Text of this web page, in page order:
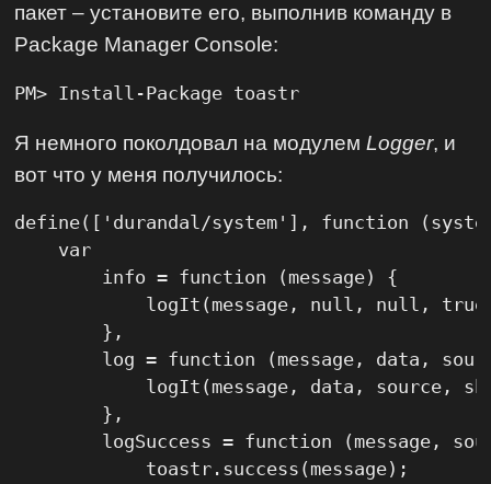
пакет – установите его, выполнив команду в
Package Manager Console:
PM> Install-Package toastr
Я немного поколдовал на модулемLogger, и
вот что у меня получилось:
define(['durandal/system'], function
    var
        info = function (message) {
logIt(message, null, null,
        },
log = function (message, data,
logIt(message, data, source,
        },
logSuccess = function (message,
            toastr.success(message);